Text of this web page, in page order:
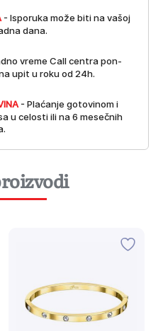
- Isporuka može biti na vašoj
dana.
vreme Call centra pon-
upit u roku od 24h.
- Plaćanje gotovinom i
u celosti ili na 6 mesečnih